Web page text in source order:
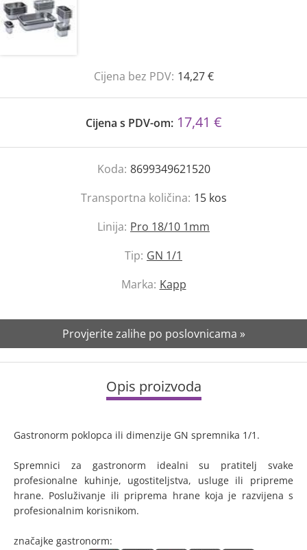
Cijena bez PDV: 14,27 €
Cijena s PDV-om: 17,41 €
Koda: 8699349621520
Transportna količina: 15 kos
Linija: Pro 18/10 1mm
Tip: GN 1/1
Marka: Kapp
Provjerite zalihe po poslovnicama »
Opis proizvoda
Gastronorm poklopca ili dimenzije GN spremnika 1/1.
Spremnici za gastronorm idealni su pratitelj svake
profesionalne kuhinje, ugostiteljstva, usluge ili pripreme
hrane. Posluživanje ili priprema hrane koja je razvijena s
profesionalnim korisnikom.
značajke gastronorm: